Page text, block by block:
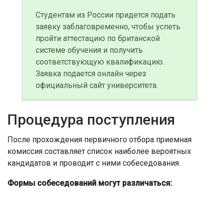
Студентам из России придется подать
заявку заблаговременно, чтобы успеть
пройти аттестацию по британской
системе обучения и получить
соответствующую квалификацию.
Заявка подается онлайн через
официальный сайт университета.
Процедура поступления
После прохождения первичного отбора приемная
комиссия составляет список наиболее вероятных
кандидатов и проводит с ними собеседования.
Формы собеседований могут различаться: